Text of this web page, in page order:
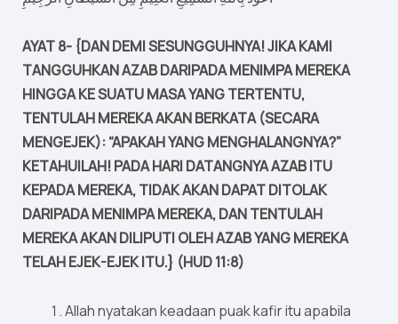
AYAT 8- {DAN DEMI SESUNGGUHNYA! JIKA KAMI
TANGGUHKAN AZAB DARIPADA MENIMPA MEREKA
HINGGA KE SUATU MASA YANG TERTENTU,
TENTULAH MEREKA AKAN BERKATA (SECARA
MENGEJEK): “APAKAH YANG MENGHALANGNYA?”
KETAHUILAH! PADA HARI DATANGNYA AZAB ITU
KEPADA MEREKA, TIDAK AKAN DAPAT DITOLAK
DARIPADA MENIMPA MEREKA, DAN TENTULAH
MEREKA AKAN DILIPUTI OLEH AZAB YANG MEREKA
TELAH EJEK-EJEK ITU.} (HUD 11:8)
Allah nyatakan keadaan puak kafir itu apabila